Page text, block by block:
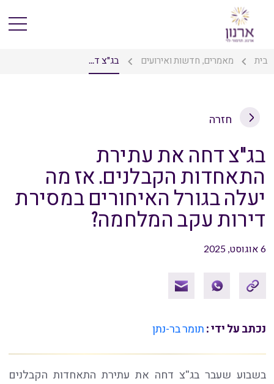
בית מאמרים, חדשות ואירועים בג"צ ד...
חזרה
בג"צ דחה את עתירת
התאחדות הקבלנים. אז מה
יעלה בגורל האיחורים במסירת
דירות עקב המלחמה?
6 אוגוסט, 2025
נכתב על ידי : תומר בר-נתן
בשבוע שעבר בג"צ דחה את עתירת התאחדות הקבלנים